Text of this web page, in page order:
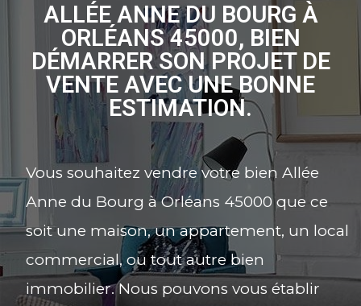
ALLÉE ANNE DU BOURG À
ORLÉANS 45000, BIEN
DÉMARRER SON PROJET DE
VENTE AVEC UNE BONNE
ESTIMATION.
Vous souhaitez vendre votre bien Allée
Anne du Bourg à Orléans 45000 que ce
soit une maison, un appartement, un local
commercial, ou tout autre bien
immobilier. Nous pouvons vous établir